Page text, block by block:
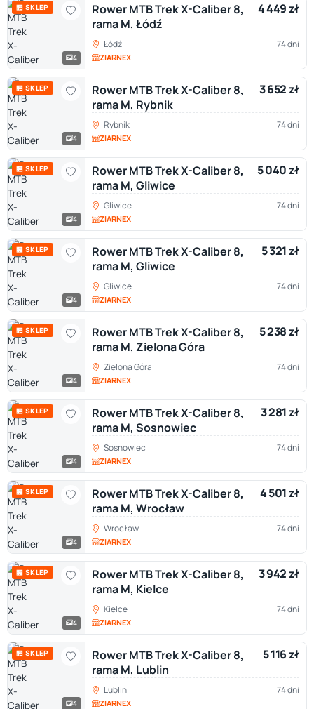
🏪 SKLEP
4
Rower MTB Trek X-Caliber 8,
rama M, Łódź
4 449 zł
Łódź 74 dni
ZIARNEX
🏪 SKLEP
4
Rower MTB Trek X-Caliber 8,
rama M, Rybnik
3 652 zł
Rybnik 74 dni
ZIARNEX
🏪 SKLEP
4
Rower MTB Trek X-Caliber 8,
rama M, Gliwice
5 040 zł
Gliwice 74 dni
ZIARNEX
🏪 SKLEP
4
Rower MTB Trek X-Caliber 8,
rama M, Gliwice
5 321 zł
Gliwice 74 dni
ZIARNEX
🏪 SKLEP
4
Rower MTB Trek X-Caliber 8,
rama M, Zielona Góra
5 238 zł
Zielona Góra 74 dni
ZIARNEX
🏪 SKLEP
4
Rower MTB Trek X-Caliber 8,
rama M, Sosnowiec
3 281 zł
Sosnowiec 74 dni
ZIARNEX
🏪 SKLEP
4
Rower MTB Trek X-Caliber 8,
rama M, Wrocław
4 501 zł
Wrocław 74 dni
ZIARNEX
🏪 SKLEP
4
Rower MTB Trek X-Caliber 8,
rama M, Kielce
3 942 zł
Kielce 74 dni
ZIARNEX
🏪 SKLEP
4
Rower MTB Trek X-Caliber 8,
rama M, Lublin
5 116 zł
Lublin 74 dni
ZIARNEX